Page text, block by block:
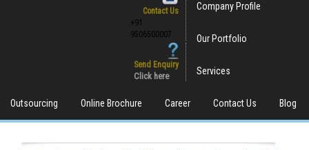
Contact Us
+91
9506500007
Send Enquiry
Click here
Company Profile
Our Portfolio
Services
Outsourcing Online Brochure Career Contact Us Blog